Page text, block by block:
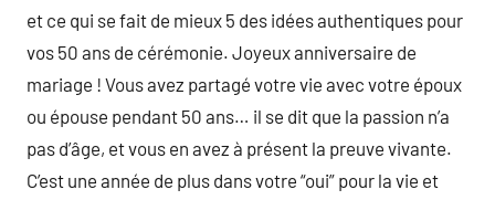
et ce qui se fait de mieux 5 des idées authentiques pour
vos 50 ans de cérémonie. Joyeux anniversaire de
mariage ! Vous avez partagé votre vie avec votre époux
ou épouse pendant 50 ans… il se dit que la passion n’a
pas d’âge, et vous en avez à présent la preuve vivante.
C’est une année de plus dans votre “oui” pour la vie et